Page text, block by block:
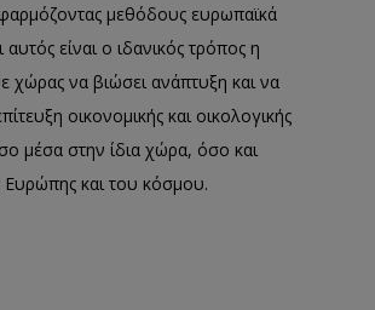
μεθόδους ευρωπαϊκά
αυτός είναι ο ιδανικός τρόπος η
χώρας να βιώσει ανάπτυξη και να
οικονομικής και οικολογικής
μέσα στην ίδια χώρα, όσο και
Ευρώπης και του κόσμου.